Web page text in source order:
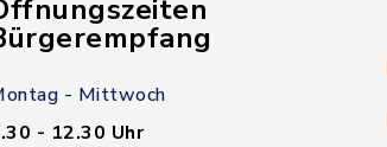
- Mittwoch
- 12.30 Uhr